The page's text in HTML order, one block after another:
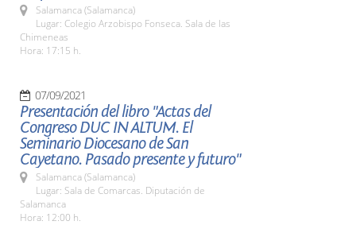
Salamanca (Salamanca)
Lugar: Colegio Arzobispo Fonseca. Sala de las
Chimeneas
Hora: 17:15 h.
07/09/2021
Presentación del libro "Actas del
Congreso DUC IN ALTUM. El
Seminario Diocesano de San
Cayetano. Pasado presente y futuro"
Salamanca (Salamanca)
Lugar: Sala de Comarcas. Diputación de
Salamanca
Hora: 12:00 h.